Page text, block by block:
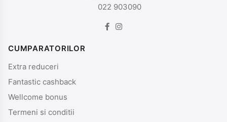
022 903090
CUMPARATORILOR
Extra reduceri
Fantastic cashback
Wellcome bonus
Termeni si conditii